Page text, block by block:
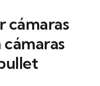
cámaras